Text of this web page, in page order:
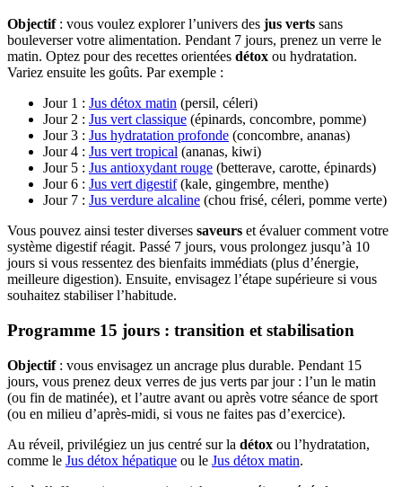
Objectif: vous voulez explorer l’univers des jus verts sans
bouleverser votre alimentation. Pendant 7 jours, prenez un verre le
matin. Optez pour des recettes orientées détox ou hydratation.
Variez ensuite les goûts. Par exemple :
Jour 1 : Jus détox matin (persil, céleri)
Jour 2 : Jus vert classique (épinards, concombre, pomme)
Jour 3 : Jus hydratation profonde (concombre, ananas)
Jour 4 : Jus vert tropical (ananas, kiwi)
Jour 5 : Jus antioxydant rouge (betterave, carotte, épinards)
Jour 6 : Jus vert digestif(kale, gingembre, menthe)
Jour 7 : Jus verdure alcaline (chou frisé, céleri, pomme verte)
Vous pouvez ainsi tester diverses saveurs et évaluer comment votre
système digestif réagit. Passé 7 jours, vous prolongez jusqu’à 10
jours si vous ressentez des bienfaits immédiats (plus d’énergie,
meilleure digestion). Ensuite, envisagez l’étape supérieure si vous
souhaitez stabiliser l’habitude.
Programme 15 jours : transition et stabilisation
Objectif: vous envisagez un ancrage plus durable. Pendant 15
jours, vous prenez deux verres de jus verts par jour : l’un le matin
(ou fin de matinée), et l’autre avant ou après votre séance de sport
(ou en milieu d’après-midi, si vous ne faites pas d’exercice).
Au réveil, privilégiez un jus centré sur la détox ou l’hydratation,
comme le Jus détox hépatique ou le Jus détox matin.